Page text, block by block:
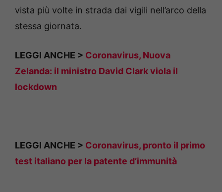
vista più volte in strada dai vigili nell’arco della
stessa giornata.
LEGGI ANCHE > Coronavirus, Nuova
Zelanda: il ministro David Clark viola il
lockdown
LEGGI ANCHE > Coronavirus, pronto il primo
test italiano per la patente d’immunità